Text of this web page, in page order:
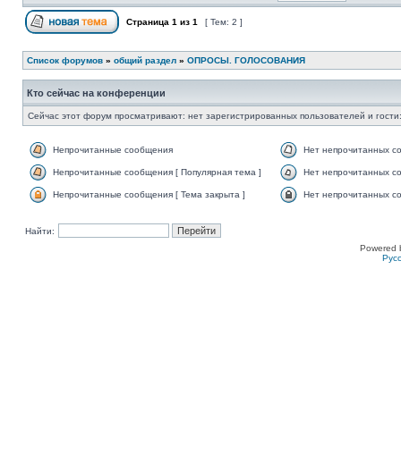
Страница 1 из 1 [ Тем: 2 ]
Список форумов » общий раздел » ОПРОСЫ. ГОЛОСОВАНИЯ
Кто сейчас на конференции
Сейчас этот форум просматривают: нет зарегистрированных пользователей и
Непрочитанные сообщения Нет непрочитанных
Непрочитанные сообщения [ Популярная тема ] Нет непрочитанных
Непрочитанные сообщения [ Тема закрыта ] Нет непрочитанных
Найти:
Powered